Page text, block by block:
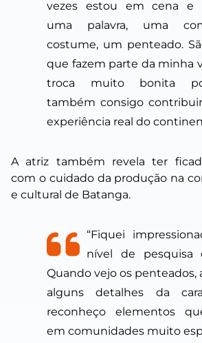
vezes estou em cena e
uma palavra, uma
costume, um penteado.
que fazem parte da minha
troca muito bonita
também consigo
experiência real do
A atriz também revela ter
com o cuidado da produção na
e cultural de Batanga.
“Fiquei
nível de pesquisa
Quando vejo os penteados,
alguns detalhes da
reconheço elementos
em comunidades muito